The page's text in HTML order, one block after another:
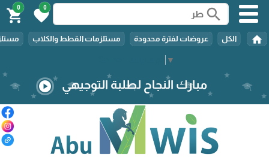
▼
search
0
favorite
0
shopping_cart
home الكل عروضات لفترة محدودة مستلزمات القطط والكلاب
مبارك النجاح لطلبة التوجيهي play_circle